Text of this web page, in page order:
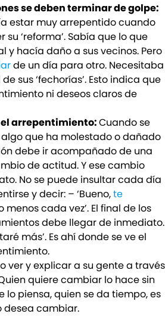
se deben terminar de golpe:
estar muy arrepentido cuando
‘reforma’. Sabía que lo que
y hacía daño a sus vecinos. Pero
de un día para otro. Necesitaba
sus ‘fechorías’. Esto indica que
ni deseos claros de
el arrepentimiento:Cuando se
que ha molestado o dañado
debe ir acompañado de una
de actitud. Y ese cambio
No se puede insultar cada día
y decir: – ‘Bueno,te
menos cada vez’. El final de los
debe llegar de inmediato.
más’. Es ahí donde se ve el
ver y explicar a su gente a través
quiere cambiar lo hace sin
lo piensa, quien se da tiempo, es
desea cambiar.